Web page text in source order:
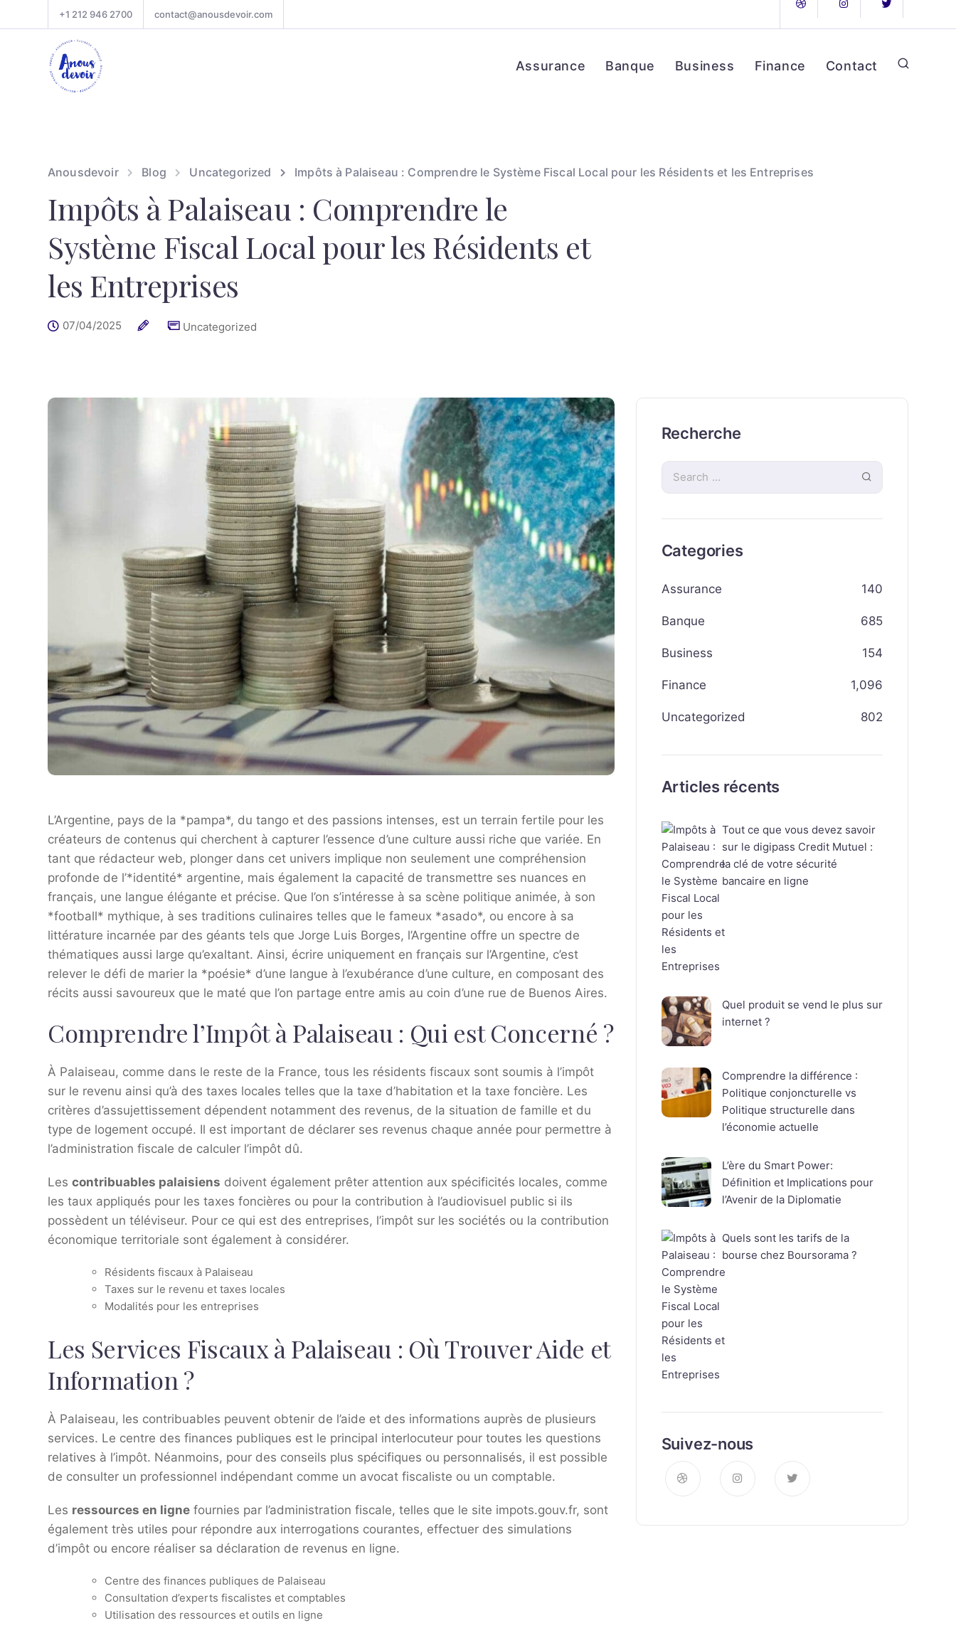
+1 212 946 2700 contact@anousdevoir.com
Assurance Banque Business Finance Contact
Anousdevoir Blog Uncategorized Impôts à Palaiseau : Comprendre le Système Fiscal Local pour les Résidents et les Entreprises
Impôts à Palaiseau : Comprendre le
Système Fiscal Local pour les Résidents et
les Entreprises
07/04/2025 Uncategorized
L’Argentine, pays de la *pampa*, du tango et des passions intenses, est un terrain fertile pour les
créateurs de contenus qui cherchent à capturer l’essence d’une culture aussi riche que variée. En
tant que rédacteur web, plonger dans cet univers implique non seulement une compréhension
profonde de l’*identité* argentine, mais également la capacité de transmettre ses nuances en
français, une langue élégante et précise. Que l’on s’intéresse à sa scène politique animée, à son
*football* mythique, à ses traditions culinaires telles que le fameux *asado*, ou encore à sa
littérature incarnée par des géants tels que Jorge Luis Borges, l’Argentine offre un spectre de
thématiques aussi large qu’exaltant. Ainsi, écrire uniquement en français sur l’Argentine, c’est
relever le défi de marier la *poésie* d’une langue à l’exubérance d’une culture, en composant des
récits aussi savoureux que le maté que l’on partage entre amis au coin d’une rue de Buenos Aires.
Comprendre l’Impôt à Palaiseau : Qui est Concerné ?
À Palaiseau, comme dans le reste de la France, tous les résidents fiscaux sont soumis à l’impôt
sur le revenu ainsi qu’à des taxes locales telles que la taxe d’habitation et la taxe foncière. Les
critères d’assujettissement dépendent notamment des revenus, de la situation de famille et du
type de logement occupé. Il est important de déclarer ses revenus chaque année pour permettre à
l’administration fiscale de calculer l’impôt dû.
Les contribuables palaisiens doivent également prêter attention aux spécificités locales, comme
les taux appliqués pour les taxes foncières ou pour la contribution à l’audiovisuel public si ils
possèdent un téléviseur. Pour ce qui est des entreprises, l’impôt sur les sociétés ou la contribution
économique territoriale sont également à considérer.
Résidents fiscaux à Palaiseau
Taxes sur le revenu et taxes locales
Modalités pour les entreprises
Les Services Fiscaux à Palaiseau : Où Trouver Aide et
Information ?
À Palaiseau, les contribuables peuvent obtenir de l’aide et des informations auprès de plusieurs
services. Le centre des finances publiques est le principal interlocuteur pour toutes les questions
relatives à l’impôt. Néanmoins, pour des conseils plus spécifiques ou personnalisés, il est possible
de consulter un professionnel indépendant comme un avocat fiscaliste ou un comptable.
Les ressources en ligne fournies par l’administration fiscale, telles que le site impots.gouv.fr, sont
également très utiles pour répondre aux interrogations courantes, effectuer des simulations
d’impôt ou encore réaliser sa déclaration de revenus en ligne.
Centre des finances publiques de Palaiseau
Consultation d’experts fiscalistes et comptables
Utilisation des ressources et outils en ligne
Recherche
Categories
Assurance 140
Banque 685
Business 154
Finance 1,096
Uncategorized 802
Articles récents
Tout ce que vous devez savoir
sur le digipass Credit Mutuel :
la clé de votre sécurité
bancaire en ligne
Quel produit se vend le plus sur
internet ?
Comprendre la différence :
Politique conjoncturelle vs
Politique structurelle dans
l’économie actuelle
L’ère du Smart Power:
Définition et Implications pour
l’Avenir de la Diplomatie
Quels sont les tarifs de la
bourse chez Boursorama ?
Suivez-nous